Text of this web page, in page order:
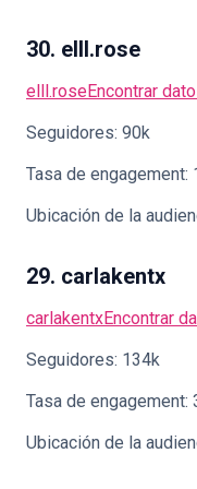
30. elll.rose
elll.roseEncontrar
Seguidores: 90k
Tasa de engagement:
Ubicación de la
29. carlakentx
carlakentxEncontrar
Seguidores: 134k
Tasa de engagement:
Ubicación de la